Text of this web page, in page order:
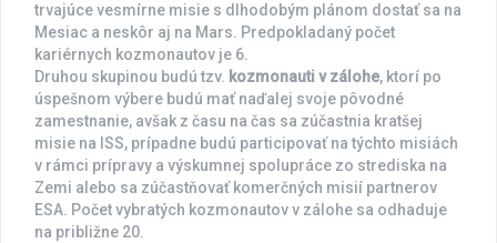
trvajúce vesmírne misie s dlhodobým plánom dostať sa na
Mesiac a neskôr aj na Mars. Predpokladaný počet
kariérnych kozmonautov je 6.
Druhou skupinou budú tzv. kozmonauti v zálohe, ktorí po
úspešnom výbere budú mať naďalej svoje pôvodné
zamestnanie, avšak z času na čas sa zúčastnia kratšej
misie na ISS, prípadne budú participovať na týchto misiách
v rámci prípravy a výskumnej spolupráce zo strediska na
Zemi alebo sa zúčastňovať komerčných misií partnerov
ESA. Počet vybratých kozmonautov v zálohe sa odhaduje
na približne 20.